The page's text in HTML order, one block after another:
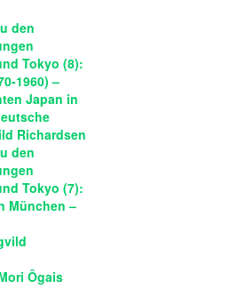
den
Tokyo (8):
1960) –
Japan in
Richardsen
den
Tokyo (7):
München –
Ôgais